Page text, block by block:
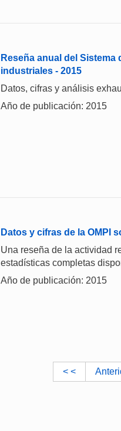
Reseña anual del
industriales - 2015
Datos, cifras y análisis
Año de publicación: 2015
Datos y cifras de la OMPI
Una reseña de la actividad
estadísticas completas
Año de publicación: 2015
< <